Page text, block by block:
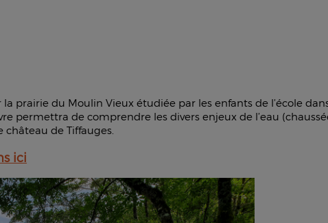
prairie du Moulin Vieux étudiée par les enfants de l’école
permettra de comprendre les divers enjeux de l’eau
château de Tiffauges.
ici